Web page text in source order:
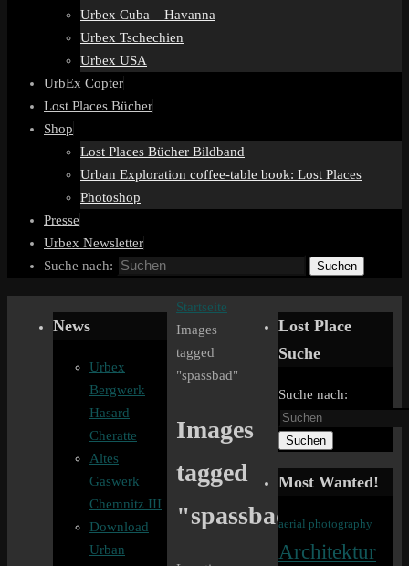
Urbex Cuba – Havanna
Urbex Tschechien
Urbex USA
UrbEx Copter
Lost Places Bücher
Shop
Lost Places Bücher Bildband
Urban Exploration coffee-table book: Lost Places
Photoshop
Presse
Urbex Newsletter
Suche nach:
Suchen
Startseite
Images
tagged
"spassbad"
Images
tagged
"spassbad"
News
Urbex
Bergwerk
Hasard
Cheratte
Altes
Gaswerk
Chemnitz III
Download
Urban
Lost Place
Suche
Suche nach:
Suchen
Most Wanted!
aerial photography
Architektur